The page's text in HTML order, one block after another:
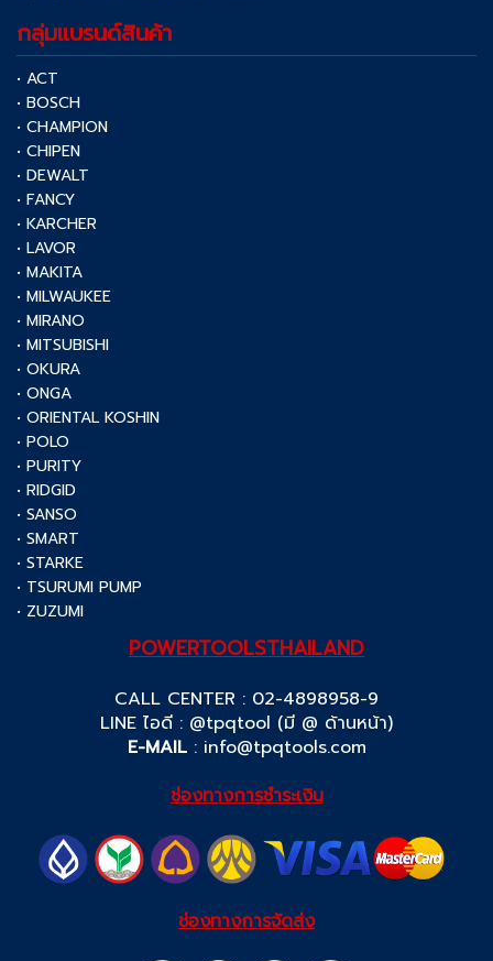
กลุ่มแบรนด์สินค้า
• ACT
• BOSCH
• CHAMPION
• CHIPEN
• DEWALT
• FANCY
• KARCHER
• LAVOR
• MAKITA
• MILWAUKEE
• MIRANO
• MITSUBISHI
• OKURA
• ONGA
• ORIENTAL KOSHIN
• POLO
• PURITY
• RIDGID
• SANSO
• SMART
• STARKE
• TSURUMI PUMP
• ZUZUMI
POWERTOOLSTHAILAND
CALL CENTER : 02-4898958-9
LINE ไอดี : @tpqtool (มี @ ด้านหน้า)
E-MAIL: info@tpqtools.com
ช่องทางการชำระเงิน
ช่องทางการจัดส่ง